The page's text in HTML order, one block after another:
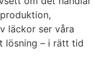
läckor ser våra
lösning – i rätt tid